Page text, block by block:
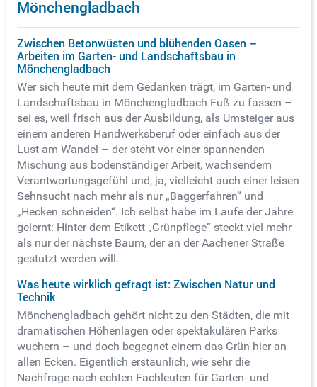
Mönchengladbach
Zwischen Betonwüsten und blühenden Oasen –
Arbeiten im Garten- und Landschaftsbau in
Mönchengladbach
Wer sich heute mit dem Gedanken trägt, im Garten- und
Landschaftsbau in Mönchengladbach Fuß zu fassen –
sei es, weil frisch aus der Ausbildung, als Umsteiger aus
einem anderen Handwerksberuf oder einfach aus der
Lust am Wandel – der steht vor einer spannenden
Mischung aus bodenständiger Arbeit, wachsendem
Verantwortungsgefühl und, ja, vielleicht auch einer leisen
Sehnsucht nach mehr als nur „Baggerfahren“ und
„Hecken schneiden“. Ich selbst habe im Laufe der Jahre
gelernt: Hinter dem Etikett „Grünpflege“ steckt viel mehr
als nur der nächste Baum, der an der Aachener Straße
gestutzt werden will.
Was heute wirklich gefragt ist: Zwischen Natur und
Technik
Mönchengladbach gehört nicht zu den Städten, die mit
dramatischen Höhenlagen oder spektakulären Parks
wuchern – und doch begegnet einem das Grün hier an
allen Ecken. Eigentlich erstaunlich, wie sehr die
Nachfrage nach echten Fachleuten für Garten- und